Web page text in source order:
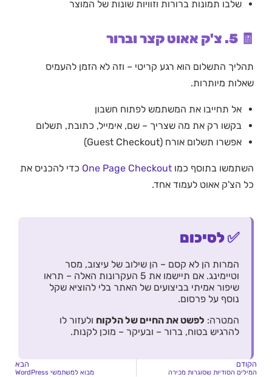
שלבו תמונות ברורות וזוויות שונות של המוצר
🧾 5. צ'ק אאוט קצר וברור
תהליך התשלום הוא רגע קריטי – וזה לא הזמן להעמיס
שאלות מיותרות.
אל תחייבו את המשתמש לפתוח חשבון
בקשו רק את מה שצריך – שם, אימייל, כתובת, תשלום
אפשרו תשלום אורח (Guest Checkout)
השתמשו בתוסף כמו One Page Checkout כדי להכניס את
כל הצ'ק אאוט לעמוד אחד.
✅ לסיכום
המרות הן לא קסם – הן שילוב של עיצוב, מסר
וטיימינג. אם תיישמו את 5 העקרונות האלה – תראו
שיפור אמיתי בביצועים של האתר בלי להוציא שקל
נוסף על פרסום.
המטרה: לפשט את החיים של הלקוח ולעזור לו
להרגיש בטוח, ברור – ובעיקר – מוכן לקנות.
הקודם
המילים הסודיות שסוגרות מכירה
הבא
מבוא למשתמשי WordPress